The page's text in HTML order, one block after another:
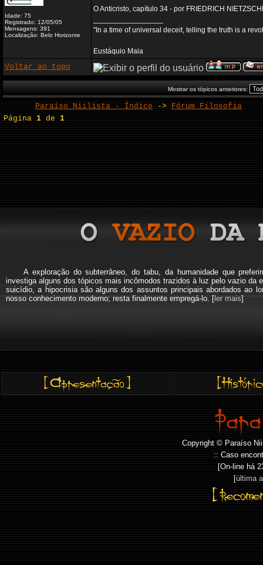
Idade: 75
Registrado: 12/05/05
Mensagens: 391
Localização: Belo Horizonte
O Anticristo, capítulo 34 - por FRIEDRICH
"In a time of universal deceit, telling the truth is a
Eustáquio Maia
Voltar ao topo
Mostrar os tópicos anteriores:
Paraíso Niilista - Índice -> Fórum Filosofia
Página1 de1
A exploração do subterrâneo, do tabu, da humanidade que
investiga alguns dos tópicos mais incômodos trazidos à luz pelo vazio da
suicídio, a hipocrisia são alguns dos assuntos principais abordados ao
nosso conhecimento moderno; resta finalmente empregá-lo. [ler mais]
Copyright © Paraíso
:: Caso
[On-line há
[última